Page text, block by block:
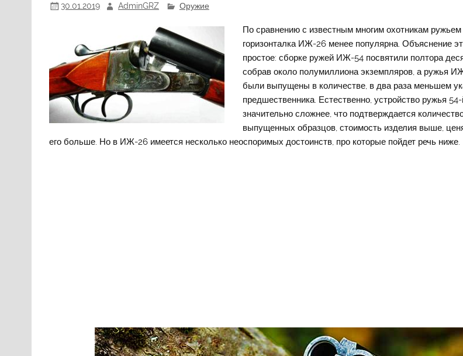
30.01.2019 AdminGRZ Оружие
По сравнению с известным многим охотникам
горизонталка ИЖ-26 менее популярна. Объяснение
простое: сборке ружей ИЖ-54 посвятили полтора
собрав около полумиллиона экземпляров, а ружья
были выпущены в количестве, в два раза меньшем
предшественника. Естественно, устройство ружья
значительно сложнее, что подтверждается
выпущенных образцов, стоимость изделия выше,
его больше. Но в ИЖ-26 имеется несколько неоспоримых достоинств, про которые пойдет речь ниже.